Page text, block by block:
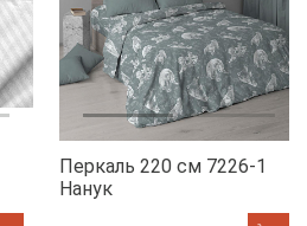
Перкаль 220 см 7226-1
Нанук